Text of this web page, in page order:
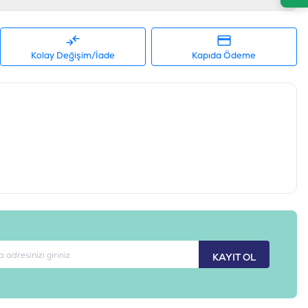
Kolay Değişim/İade Kapıda Ödeme
KAYIT OL